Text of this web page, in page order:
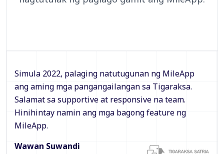
Simula 2022, palaging natutugunan ng MileApp
ang aming mga pangangailangan sa Tigaraksa.
Salamat sa supportive at responsive na team.
Hinihintay namin ang mga bagong feature ng
MileApp.
Wawan Suwandi